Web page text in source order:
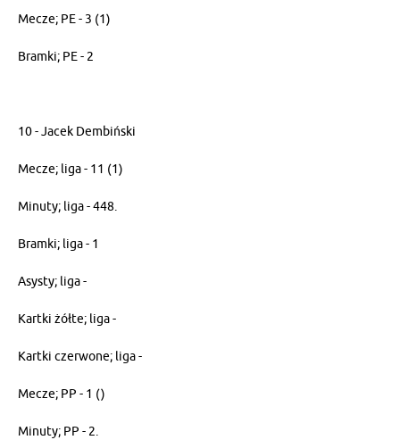
Mecze; PE - 3 (1)
Bramki; PE - 2
10 - Jacek Dembiński
Mecze; liga - 11 (1)
Minuty; liga - 448.
Bramki; liga - 1
Asysty; liga -
Kartki żółte; liga -
Kartki czerwone; liga -
Mecze; PP - 1 ()
Minuty; PP - 2.